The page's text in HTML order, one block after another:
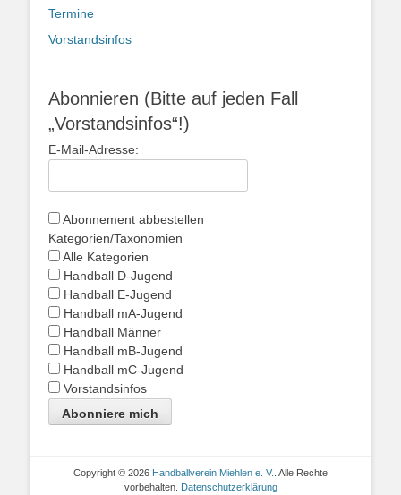
Termine
Vorstandsinfos
Abonnieren (Bitte auf jeden Fall
„Vorstandsinfos“!)
E-Mail-Adresse:
Abonnement abbestellen
Kategorien/Taxonomien
Alle Kategorien
Handball D-Jugend
Handball E-Jugend
Handball mA-Jugend
Handball Männer
Handball mB-Jugend
Handball mC-Jugend
Vorstandsinfos
Abonniere mich
Copyright © 2026 Handballverein Miehlen e. V. . Alle Rechte
vorbehalten.
Datenschutzerklärung